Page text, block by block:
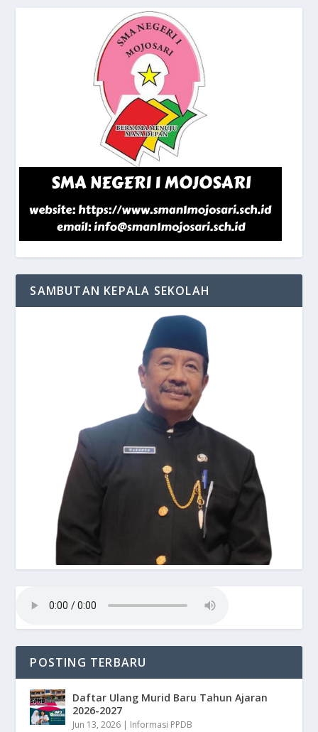
SAMBUTAN KEPALA SEKOLAH
POSTING TERBARU
Daftar Ulang Murid Baru Tahun Ajaran
2026-2027
Jun 13, 2026 | Informasi PPDB